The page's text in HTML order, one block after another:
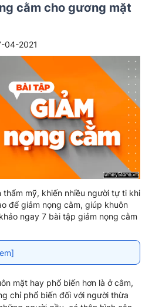
cằm cho gương mặt
04-2021
mỹ, khiến nhiều người tự ti khi
để giảm nọng cằm, giúp khuôn
ngay 7 bài tập giảm nọng cằm
mặt hay phổ biến hơn là ở cằm,
chỉ phổ biến đối với người thừa